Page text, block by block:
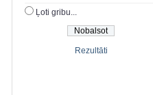
Ļoti gribu...
Rezultāti